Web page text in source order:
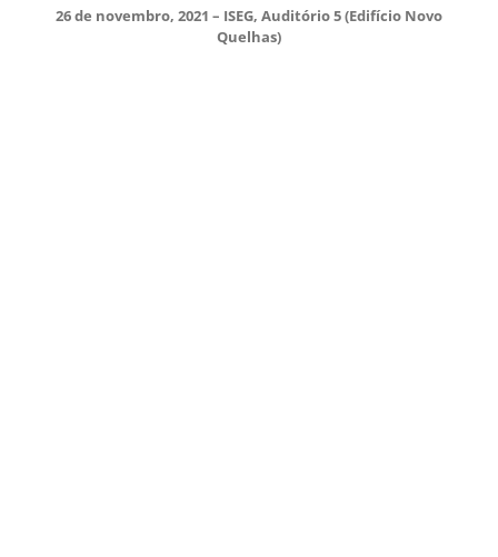
26 de novembro, 2021 – ISEG, Auditório 5 (Edifício Novo
Quelhas)